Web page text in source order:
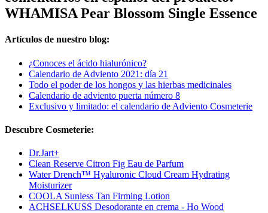
WHAMISA Pear Blossom Single Essence
Artículos de nuestro blog:
¿Conoces el ácido hialurónico?
Calendario de Adviento 2021: día 21
Todo el poder de los hongos y las hierbas medicinales
Calendario de adviento puerta número 8
Exclusivo y limitado: el calendario de Adviento Cosmeterie
Descubre Cosmeterie:
Dr.Jart+
Clean Reserve Citron Fig Eau de Parfum
Water Drench™ Hyaluronic Cloud Cream Hydrating
Moisturizer
COOLA Sunless Tan Firming Lotion
ACHSELKUSS Desodorante en crema - Ho Wood